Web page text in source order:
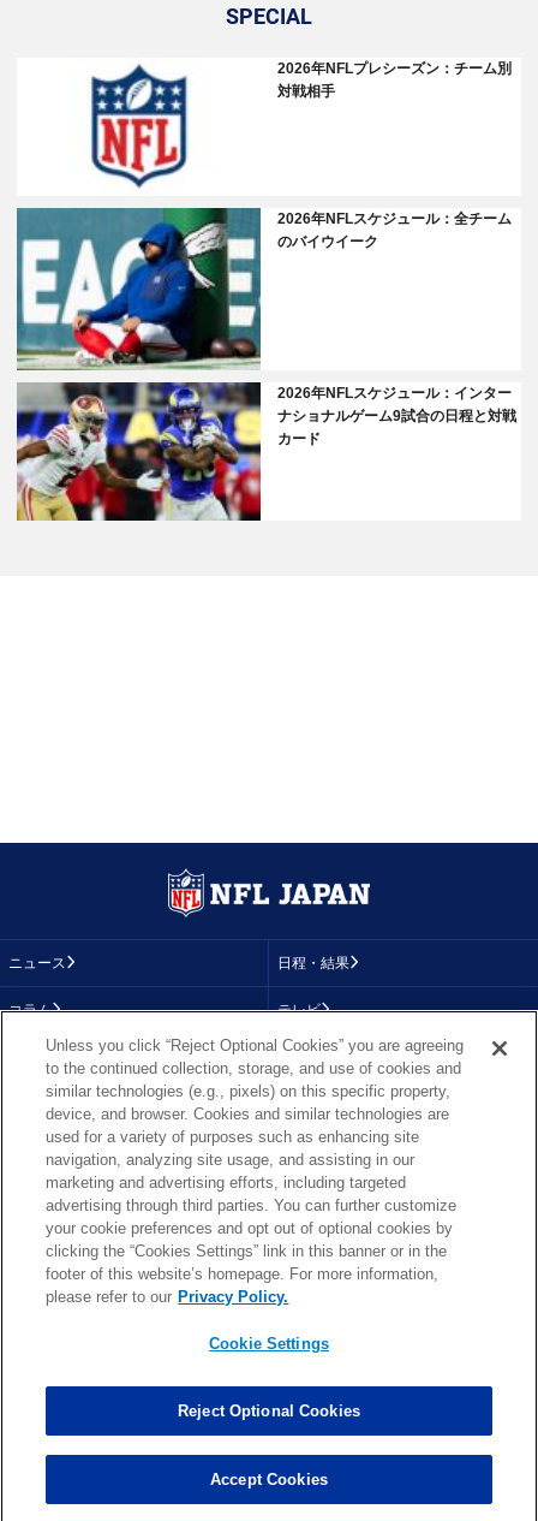
SPECIAL
2026年NFLプレシーズン：チーム別
対戦相手
2026年NFLスケジュール：全チーム
のバイウイーク
2026年NFLスケジュール：インター
ナショナルゲーム9試合の日程と対戦
カード
ニュース 日程・結果
コラム テレビ
画像
順位表
About NFL
More NFL 特集
TOP お問い合わせ FAQ
PHOTO BY AP Images / PHOTO BY Getty Images
Unless you click “Reject Optional Cookies” you are agreeing
to the continued collection, storage, and use of cookies and
similar technologies (e.g., pixels) on this specific property,
device, and browser. Cookies and similar technologies are
used for a variety of purposes such as enhancing site
navigation, analyzing site usage, and assisting in our
marketing and advertising efforts, including targeted
advertising through third parties. You can further customize
your cookie preferences and opt out of optional cookies by
clicking the “Cookies Settings” link in this banner or in the
footer of this website’s homepage. For more information,
please refer to our Privacy Policy.
Cookie Settings
Reject Optional Cookies
Accept Cookies